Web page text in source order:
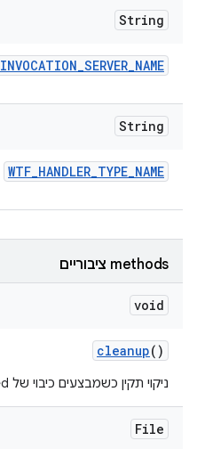
String
INVOCATION_SERVER_NAME
String
WTF_HANDLER_TYPE_NAME
‫methods ציבוריים
void
cleanup()
ניקוי תקין כשמבצעים כיבוי של tradefed.
File